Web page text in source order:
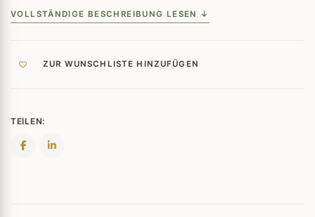
VOLLSTÄNDIGE BESCHREIBUNG LESEN ↓
ZUR WUNSCHLISTE HINZUFÜGEN
TEILEN: